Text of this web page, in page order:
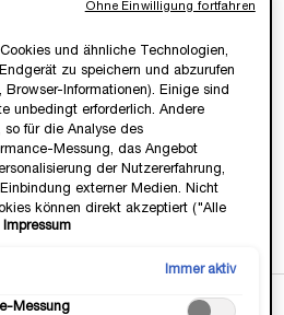
DER LANCÔMMUNITY💞
& Geschenke, VIP Zugang &
Tipps & Tricks von Profis.
14 Tage
Garantie
-15€ mit
Newsletter-
und ähnliche Technologien,
zu speichern und abzurufen
Browser-Informationen). Einige sind
unbedingt erforderlich. Andere
für die Analyse des
Messung, das Angebot
der Nutzererfahrung,
externer Medien. Nicht
können direkt akzeptiert ("Alle
("Ohne Einwilligung fortfahren")
("Auswahl speichern"). Die
Informationen s. unsere
Impressum
Immer aktiv
Messung
Ohne Einwilligung fortfahren